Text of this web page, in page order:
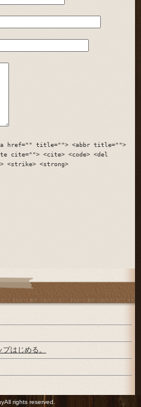
href="" title=""> <abbr title="">
cite=""> <cite> <code> <del
<strike> <strong>
はじめる。
rights reserved.